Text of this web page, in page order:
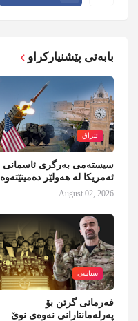
بابەتی پێشنیارکراو
ئێراق
سیستەمی بەرگری ئاسمانی
ئەمریکا لە هەولێر دەمینێتەوە
August 02, 2026
سیاسی
فەرمانی گرتن بۆ
پەرلەمانتارانی نەوەی نوێ